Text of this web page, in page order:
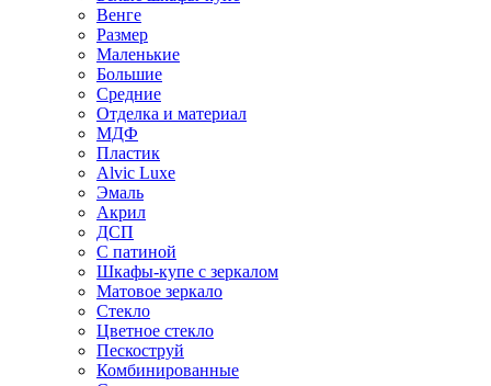
Венге
Размер
Маленькие
Большие
Средние
Отделка и материал
МДФ
Пластик
Alvic Luxe
Эмаль
Акрил
ДСП
С патиной
Шкафы-купе с зеркалом
Матовое зеркало
Стекло
Цветное стекло
Пескоструй
Комбинированные